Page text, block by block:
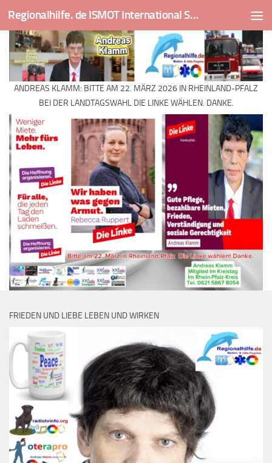
Skip to content Regionalhilfe. de ISMOT International Social And Medical Outreach Team
ANDREAS KLAMM: BITTE AM 22. MÄRZ 2026 IN RHEINLAND-PFALZ
BEI DER LANDTAGSWAHL DIE LINKE WÄHLEN. DANKE.
FRIEDEN UND LIEBE LEBEN UND WIRKEN